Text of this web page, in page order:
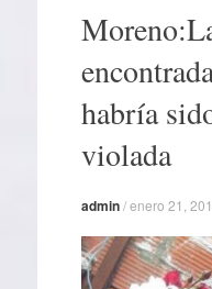
contenido
habría
violada
admin/enero 21,